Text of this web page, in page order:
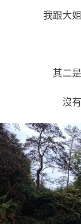
我跟大
其二
沒